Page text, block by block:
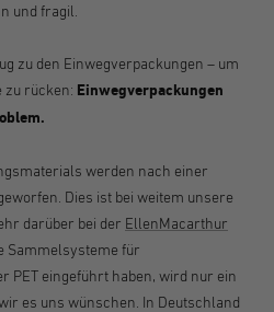
und fragil.
zu den Einwegverpackungen – um
zu rücken: Einwegverpackungen
werden nach einer
Dies ist bei weitem unsere
darüber bei der EllenMacarthur
Sammelsysteme für
PET eingeführt haben, wird nur ein
es uns wünschen. In Deutschland